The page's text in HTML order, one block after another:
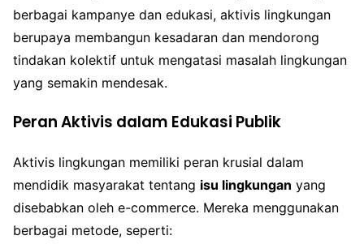
berbagai kampanye dan edukasi, aktivis lingkungan
berupaya membangun kesadaran dan mendorong
tindakan kolektif untuk mengatasi masalah lingkungan
yang semakin mendesak.
Peran Aktivis dalam Edukasi Publik
Aktivis lingkungan memiliki peran krusial dalam
mendidik masyarakat tentang isu lingkungan yang
disebabkan oleh e-commerce. Mereka menggunakan
berbagai metode, seperti: